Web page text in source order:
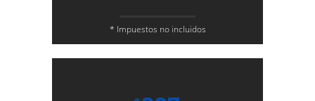
* Impuestos no incluidos